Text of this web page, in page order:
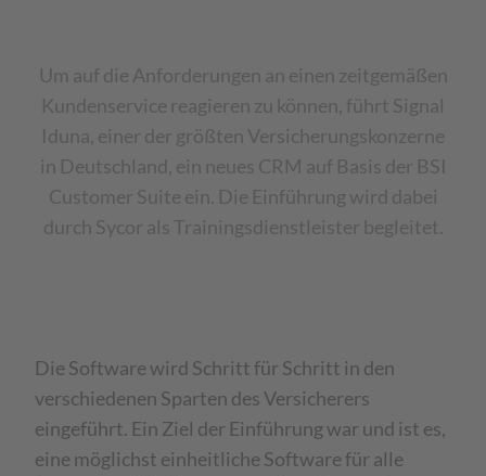
Um auf die Anforderungen an einen zeitgemäßen
Kundenservice reagieren zu können, führt Signal
Iduna, einer der größten Versicherungskonzerne
in Deutschland, ein neues CRM auf Basis der BSI
Customer Suite ein. Die Einführung wird dabei
durch Sycor als Trainingsdienstleister begleitet.
Die Software wird Schritt für Schritt in den
verschiedenen Sparten des Versicherers
eingeführt. Ein Ziel der Einführung war und ist es,
eine möglichst einheitliche Software für alle